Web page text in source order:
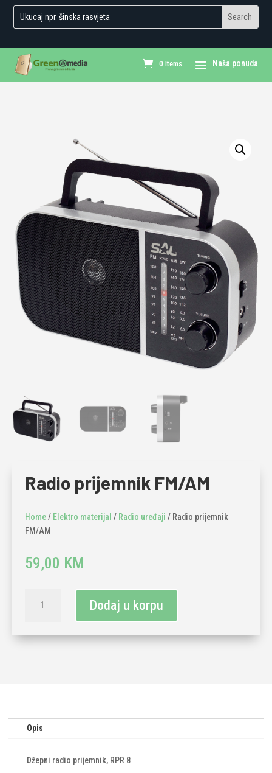
0 Items
Radio prijemnik FM/AM
Home/ Elektro materijal / Radio uređaji / Radio prijemnik
FM/AM
59,00 KM
prijemnik
količina
Dodaj u korpu
Opis
Džepni radio prijemnik, RPR 8